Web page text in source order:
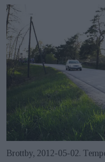
Brottby, 2012-05-02.